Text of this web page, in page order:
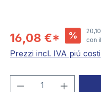
16,08 €* %
con
Prezzi incl. IVA piú
Quantità del